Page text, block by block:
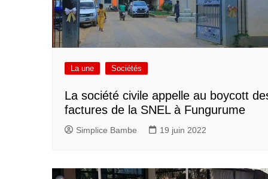
La une Sociétés
La société civile appelle au boycott
factures de la SNEL à Fungurume
Simplice Bambe 19 juin 2022